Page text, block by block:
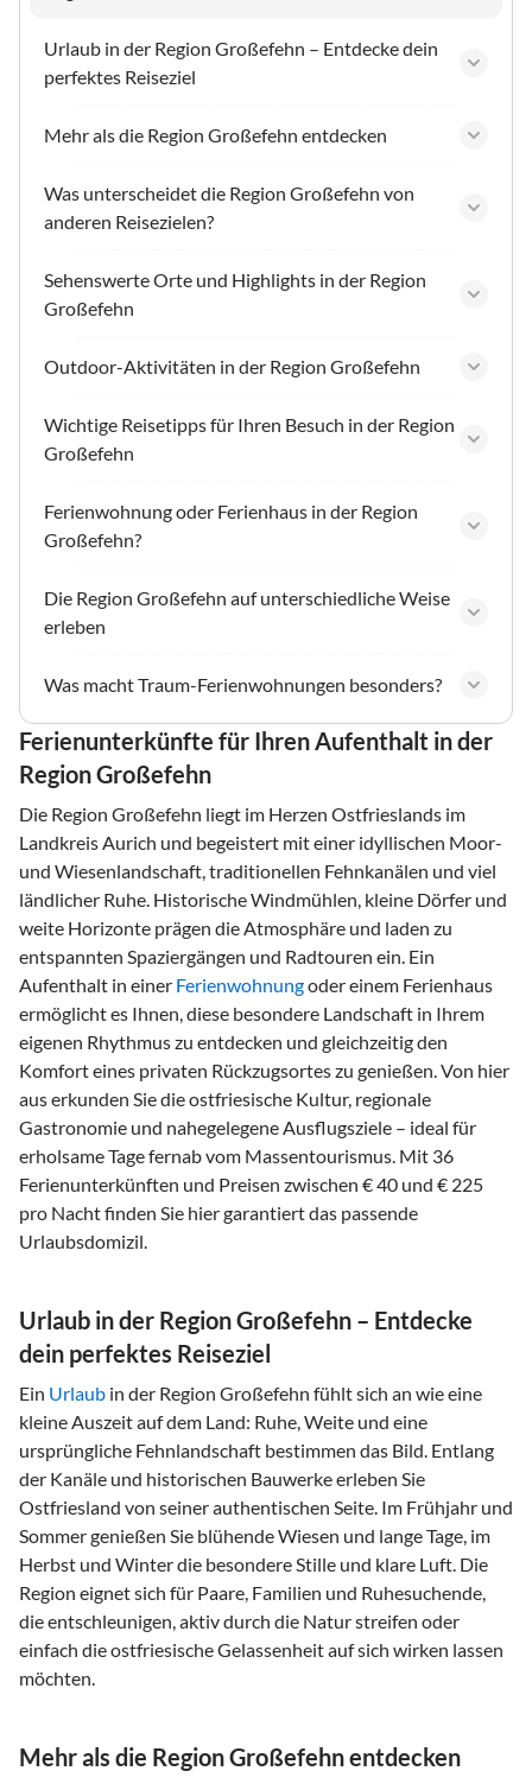
Urlaub in der Region Großefehn – Entdecke dein
perfektes Reiseziel
Mehr als die Region Großefehn entdecken
Was unterscheidet die Region Großefehn von
anderen Reisezielen?
Sehenswerte Orte und Highlights in der Region
Großefehn
Outdoor-Aktivitäten in der Region Großefehn
Wichtige Reisetipps für Ihren Besuch in der Region
Großefehn
Ferienwohnung oder Ferienhaus in der Region
Großefehn?
Die Region Großefehn auf unterschiedliche Weise
erleben
Was macht Traum-Ferienwohnungen besonders?
Ferienunterkünfte für Ihren Aufenthalt in der
Region Großefehn
Die Region Großefehn liegt im Herzen Ostfrieslands im
Landkreis Aurich und begeistert mit einer idyllischen Moor-
und Wiesenlandschaft, traditionellen Fehnkanälen und viel
ländlicher Ruhe. Historische Windmühlen, kleine Dörfer und
weite Horizonte prägen die Atmosphäre und laden zu
entspannten Spaziergängen und Radtouren ein. Ein
Aufenthalt in einer Ferienwohnungoder einem Ferienhaus
ermöglicht es Ihnen, diese besondere Landschaft in Ihrem
eigenen Rhythmus zu entdecken und gleichzeitig den
Komfort eines privaten Rückzugsortes zu genießen. Von hier
aus erkunden Sie die ostfriesische Kultur, regionale
Gastronomie und nahegelegene Ausflugsziele – ideal für
erholsame Tage fernab vom Massentourismus. Mit 36
Ferienunterkünften und Preisen zwischen € 40 und € 225
pro Nacht finden Sie hier garantiert das passende
Urlaubsdomizil.
Urlaub in der Region Großefehn – Entdecke
dein perfektes Reiseziel
Ein Urlaub in der Region Großefehn fühlt sich an wie eine
kleine Auszeit auf dem Land: Ruhe, Weite und eine
ursprüngliche Fehnlandschaft bestimmen das Bild. Entlang
der Kanäle und historischen Bauwerke erleben Sie
Ostfriesland von seiner authentischen Seite. Im Frühjahr und
Sommer genießen Sie blühende Wiesen und lange Tage, im
Herbst und Winter die besondere Stille und klare Luft. Die
Region eignet sich für Paare, Familien und Ruhesuchende,
die entschleunigen, aktiv durch die Natur streifen oder
einfach die ostfriesische Gelassenheit auf sich wirken lassen
möchten.
Mehr als die Region Großefehn entdecken